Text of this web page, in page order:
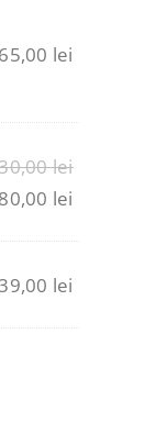
65,00 lei
leiPrețul
lei
lei